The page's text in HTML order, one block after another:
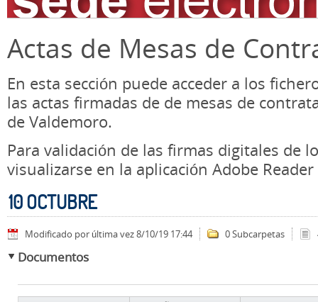
Actas de Mesas de
En esta sección puede acceder a los
las actas firmadas de de mesas de
de Valdemoro.
Para validación de las firmas digitales de
visualizarse en la aplicación Adobe Reader
10 OCTUBRE
Modificado por última vez 8/10/19 17:44 0 Subcarpetas
Documentos